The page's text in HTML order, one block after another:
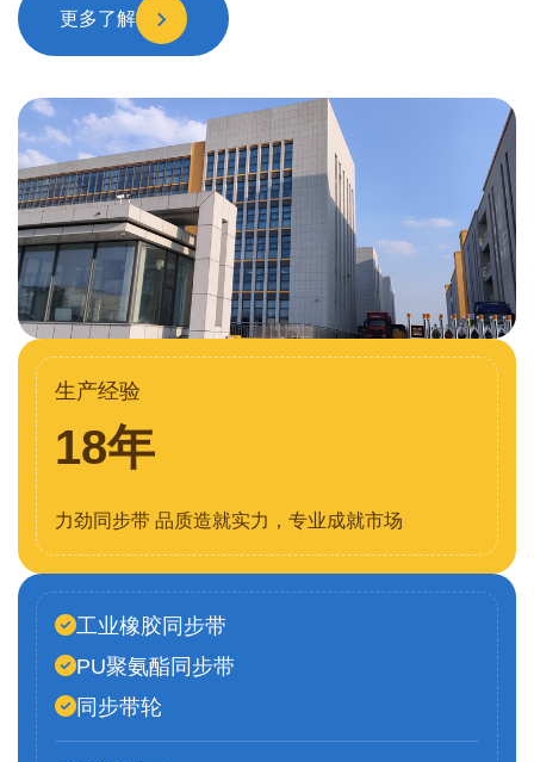
更多了解
生产经验
18年
力劲同步带 品质造就实力，专业成就市场
工业橡胶同步带
PU聚氨酯同步带
同步带轮